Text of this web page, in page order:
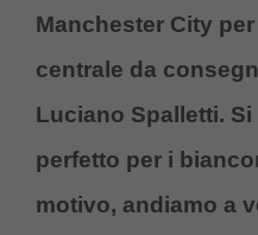
Manchester City
centrale da
Luciano Spalletti.
perfetto per i
motivo, andiamo a